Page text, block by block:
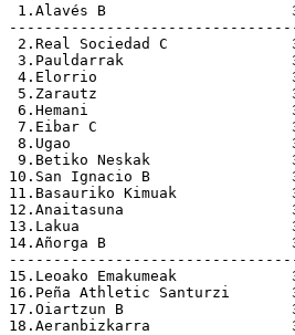
1.Alavés B
2.Real Sociedad C
3.Pauldarrak
4.Elorrio                      34
5.Zarautz
6.Hemani
7.Eibar C
8.Ugao                         34
9.Betiko Neskak
10.San Ignacio B
11.Basauriko Kimuak
12.Anaitasuna
13.Lakua                        34
14.Añorga B
15.Leoako Emakumeak
16.Peña Athletic Santurzi
17.Oiartzun B
18.Aeranbizkarra